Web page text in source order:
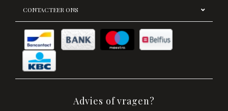
CONTACTEER ONS
Advies of vragen?